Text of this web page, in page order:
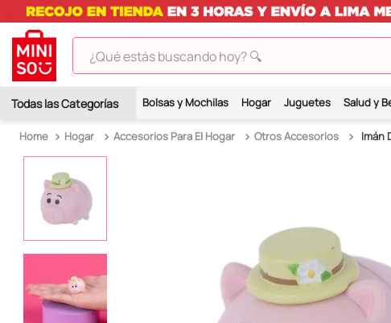
¿Qué estás buscando hoy? 🔍
Bolsas y Mochilas Hogar Juguetes Salud y
Hogar Accesorios Para El Hogar Otros Accesorios Imán
2.
hello kitty
stitch